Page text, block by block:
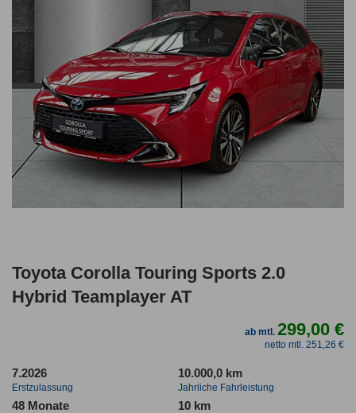
Toyota Corolla Touring Sports 2.0
Hybrid Teamplayer AT
ab mtl.299,00 €
netto mtl. 251,26 €
7.2026
Erstzulassung
10.000,0 km
Jahrliche Fahrleistung
48 Monate 10 km